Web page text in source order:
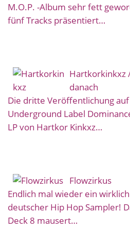
M.O.P. -Album sehr fett
fünf Tracks präsentiert…
Hartkorkinkxz
danach
Die dritte Veröffentlichung
Underground Label
LP von Hartkor Kinkxz…
Flowzirkus
Endlich mal wieder ein
deutscher Hip Hop Sampler!
Deck 8 mausert…